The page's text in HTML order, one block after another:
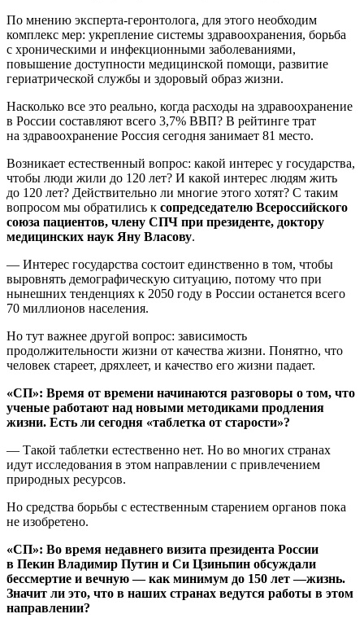
По мнению эксперта-геронтолога, для этого необходим
комплекс мер: укрепление системы здравоохранения, борьба
с хроническими и инфекционными заболеваниями,
повышение доступности медицинской помощи, развитие
гериатрической службы и здоровый образ жизни.
Насколько все это реально, когда расходы на здравоохранение
в России составляют всего 3,7% ВВП? В рейтинге трат
на здравоохранение Россия сегодня занимает 81 место.
Возникает естественный вопрос: какой интерес у государства,
чтобы люди жили до 120 лет? И какой интерес людям жить
до 120 лет? Действительно ли многие этого хотят? С таким
вопросом мы обратились к сопредседателю Всероссийского
союза пациентов, члену СПЧ при президенте, доктору
медицинских наук Яну Власову.
— Интерес государства состоит единственно в том, чтобы
выровнять демографическую ситуацию, потому что при
нынешних тенденциях к 2050 году в России останется всего
70 миллионов населения.
Но тут важнее другой вопрос: зависимость
продолжительности жизни от качества жизни. Понятно, что
человек стареет, дряхлеет, и качество его жизни падает.
«СП»: Время от времени начинаются разговоры о том, что
ученые работают над новыми методиками продления
жизни. Есть ли сегодня «таблетка от старости»?
— Такой таблетки естественно нет. Но во многих странах
идут исследования в этом направлении с привлечением
природных ресурсов.
Но средства борьбы с естественным старением органов пока
не изобретено.
«СП»: Во время недавнего визита президента России
в Пекин Владимир Путин и Си Цзиньпин обсуждали
бессмертие и вечную — как минимум до 150 лет —жизнь.
Значит ли это, что в наших странах ведутся работы в этом
направлении?